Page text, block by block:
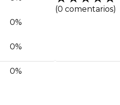
(0 comentarios)
0%
0%
0%